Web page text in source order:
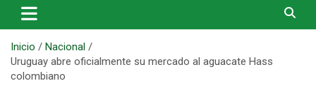
Inicio
Nacional
Uruguay abre oficialmente su mercado al aguacate Hass
colombiano